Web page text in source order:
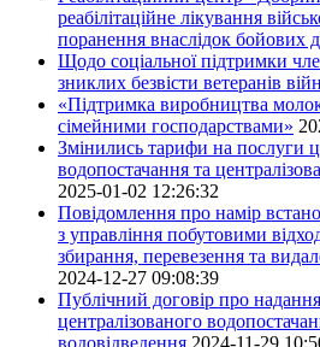
реабілітаційне лікування
поранення внаслідок бойових
Щодо соціальної підтримки
зниклих безвісти ветеранів
«Підтримка виробництва
сімейними господарствами»
Змінились тарифи на послуги
водопостачання та
2025-01-02 12:26:32
Повідомлення про намір
з управління побутовими
збирання, перевезення та
2024-12-27 09:08:39
Публічний договір про
централізованого
водовідведення 2024-11-29